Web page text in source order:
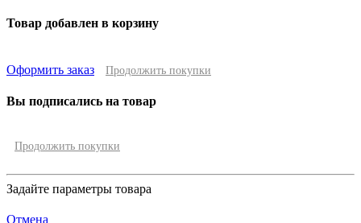
Товар добавлен в корзину
Оформить заказ Продолжить покупки
Вы подписались на товар
Продолжить покупки
Задайте параметры товара
Отмена